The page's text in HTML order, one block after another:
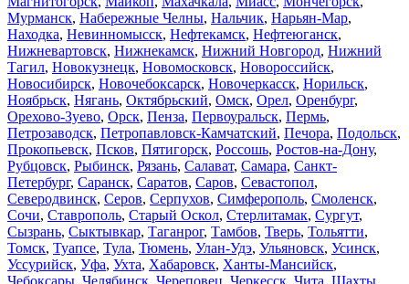
Мурманск, Набережные Челны, Нальчик, Нарьян-Мар,
Находка, Невинномысск, Нефтекамск, Нефтеюганск,
Нижневартовск, Нижнекамск, Нижний Новгород, Нижний
Тагил, Новокузнецк, Новомосковск, Новороссийск,
Новосибирск, Новочебоксарск, Новочеркасск, Норильск,
Ноябрьск, Нягань, Октябрьский, Омск, Орел, Оренбург,
Орехово-Зуево, Орск, Пенза, Первоуральск, Пермь,
Петрозаводск, Петропавловск-Камчатский, Печора, Подольск,
Прокопьевск, Псков, Пятигорск, Россошь, Ростов-на-Дону,
Рубцовск, Рыбинск, Рязань, Салават, Самара, Санкт-
Петербург, Саранск, Саратов, Саров, Севастопол,
Северодвинск, Серов, Серпухов, Симферополь, Смоленск,
Сочи, Ставрополь, Старый Оскол, Стерлитамак, Сургут,
Сызрань, Сыктывкар, Таганрог, Тамбов, Тверь, Тольятти,
Томск, Туапсе, Тула, Тюмень, Улан-Удэ, Ульяновск, Усинск,
Уссурийск, Уфа, Ухта, Хабаровск, Ханты-Мансийск,